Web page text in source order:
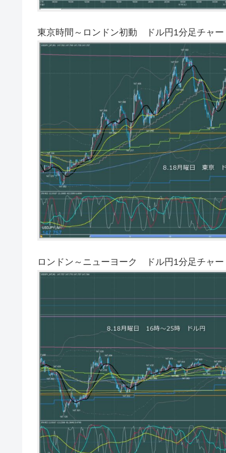
東京時間～ロンドン初動 ドル円1分足チャー
ロンドン～ニューヨーク ドル円1分足チャー